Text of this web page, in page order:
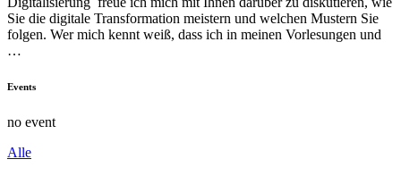
Sie die digitale Transformation meistern und welchen Mustern Sie
folgen. Wer mich kennt weiß, dass ich in meinen Vorlesungen und
…
Events
no event
Alle